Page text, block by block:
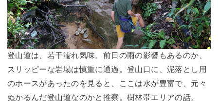
登山道は、若干濡れ気味。前日の雨の影響もあるのか、
スリッピーな岩場は慎重に通過。登山口に、泥落とし用
のホースがあったのを見ると、ここは水が豊富で、元々
ぬかるんだ登山道なのかと推察。樹林帯エリアの話。